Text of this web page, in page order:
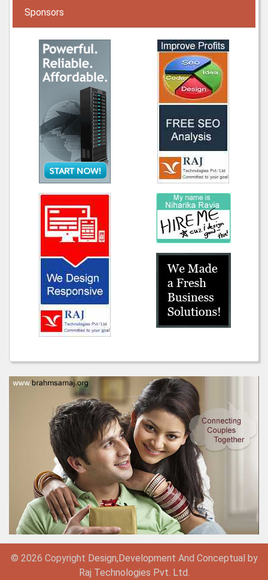
Sponsors
© 2026 Copyright Design, Development And Conceptual by
Raj Technologies Pvt. Ltd.